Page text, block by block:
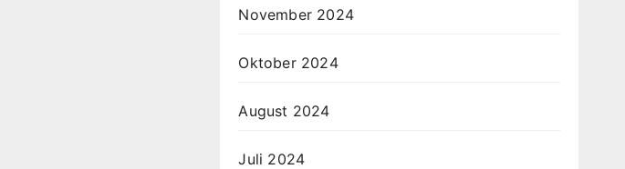
November 2024
Oktober 2024
August 2024
Juli 2024